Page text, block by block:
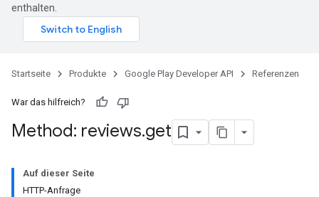
enthalten.
Startseite Produkte Google Play Developer API Referenzen
War das hilfreich?
Method: reviews.get
Auf dieser Seite
HTTP-Anfrage